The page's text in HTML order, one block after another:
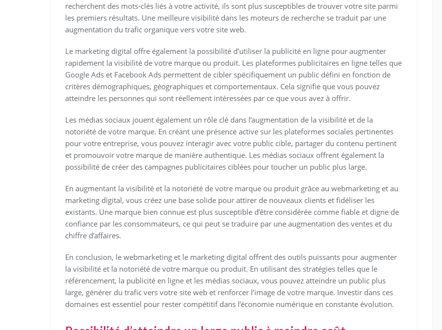
recherchent des mots-clés liés à votre activité, ils sont plus susceptibles de trouver votre site parmi
les premiers résultats. Une meilleure visibilité dans les moteurs de recherche se traduit par une
augmentation du trafic organique vers votre site web.
Le marketing digital offre également la possibilité d’utiliser la publicité en ligne pour augmenter
rapidement la visibilité de votre marque ou produit. Les plateformes publicitaires en ligne telles que
Google Ads et Facebook Ads permettent de cibler spécifiquement un public défini en fonction de
critères démographiques, géographiques et comportementaux. Cela signifie que vous pouvez
atteindre les personnes qui sont réellement intéressées par ce que vous avez à offrir.
Les médias sociaux jouent également un rôle clé dans l’augmentation de la visibilité et de la
notoriété de votre marque. En créant une présence active sur les plateformes sociales pertinentes
pour votre entreprise, vous pouvez interagir avec votre public cible, partager du contenu pertinent
et promouvoir votre marque de manière authentique. Les médias sociaux offrent également la
possibilité de créer des campagnes publicitaires ciblées pour toucher un public plus large.
En augmentant la visibilité et la notoriété de votre marque ou produit grâce au webmarketing et au
marketing digital, vous créez une base solide pour attirer de nouveaux clients et fidéliser les
existants. Une marque bien connue est plus susceptible d’être considérée comme fiable et digne de
confiance par les consommateurs, ce qui peut se traduire par une augmentation des ventes et du
chiffre d’affaires.
En conclusion, le webmarketing et le marketing digital offrent des outils puissants pour augmenter
la visibilité et la notoriété de votre marque ou produit. En utilisant des stratégies telles que le
référencement, la publicité en ligne et les médias sociaux, vous pouvez atteindre un public plus
large, générer du trafic vers votre site web et renforcer l’image de votre marque. Investir dans ces
domaines est essentiel pour rester compétitif dans l’économie numérique en constante évolution.